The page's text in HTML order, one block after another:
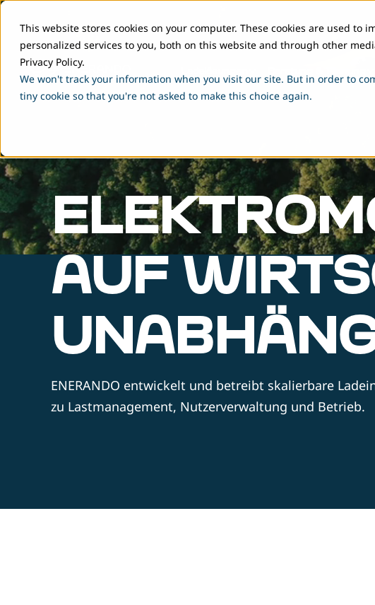
This website stores cookies on your computer. These cookies are used to
personalized services to you, both on this website and through other
Privacy Policy.
We won't track your information when you visit our site. But in order to
tiny cookie so that you're not asked to make this choice again.
AUF
ENERANDO entwickelt und betreibt skalierbare
zu Lastmanagement, Nutzerverwaltung und Betrieb.